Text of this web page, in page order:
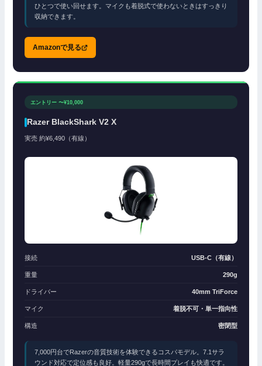
ひとつで使い回せます。マイクも着脱式で使わないときはすっきり
収納できます。
Amazonで見る
エントリー 〜¥10,000
Razer BlackShark V2 X
実売 約¥6,490（有線）
接続 USB-C（有線）
重量 290g
ドライバー 40mm TriForce
マイク 着脱不可・単一指向性
構造 密閉型
7,000円台でRazerの音質技術を体験できるコスパモデル。7.1サラ
ウンド対応で定位感も良好。軽量290gで長時間プレイも快適です。